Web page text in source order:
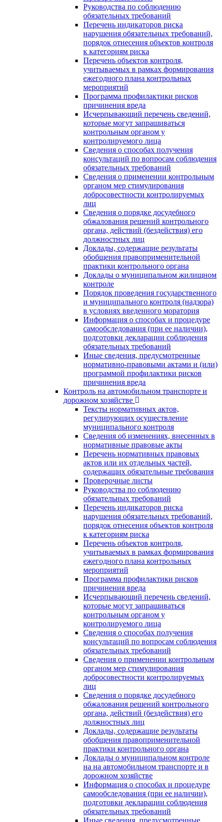
Руководства по соблюдению
обязательных требований
Перечень индикаторов риска
нарушения обязательных требований,
порядок отнесения объектов контроля
к категориям риска
Перечень объектов контроля,
учитываемых в рамках формирования
ежегодного плана контрольных
мероприятий
Программа профилактики рисков
причинения вреда
Исчерпывающий перечень сведений,
которые могут запрашиваться
контрольным органом у
контролируемого лица
Сведения о способах получения
консультаций по вопросам соблюдения
обязательных требований
Сведения о применении контрольным
органом мер стимулирования
добросовестности контролируемых
лиц
Сведения о порядке досудебного
обжалования решений контрольного
органа, действий (бездействия) его
должностных лиц
Доклады, содержащие результаты
обобщения правоприменительной
практики контрольного органа
Доклады о муниципальном жилищном
контроле
Порядок проведения государственного
и муниципального контроля (надзора)
в условиях введенного моратория
Информация о способах и процедуре
самообследования (при ее наличии),
подготовки декларации соблюдения
обязательных требований
Иные сведения, предусмотренные
нормативно-правовыми актами и (или)
программой профилактики рисков
причинения вреда
Контроль на автомобильном транспорте и
дорожном хозяйстве
Тексты нормативных актов,
регулирующих осуществление
муниципального контроля
Сведения об изменениях, внесенных в
нормативные правовые акты
Перечень нормативных правовых
актов или их отдельных частей,
содержащих обязательные требования
Проверочные листы
Руководства по соблюдению
обязательных требований
Перечень индикаторов риска
нарушения обязательных требований,
порядок отнесения объектов контроля
к категориям риска
Перечень объектов контроля,
учитываемых в рамках формирования
ежегодного плана контрольных
мероприятий
Программа профилактики рисков
причинения вреда
Исчерпывающий перечень сведений,
которые могут запрашиваться
контрольным органом у
контролируемого лица
Сведения о способах получения
консультаций по вопросам соблюдения
обязательных требований
Сведения о применении контрольным
органом мер стимулирования
добросовестности контролируемых
лиц
Сведения о порядке досудебного
обжалования решений контрольного
органа, действий (бездействия) его
должностных лиц
Доклады, содержащие результаты
обобщения правоприменительной
практики контрольного органа
Доклады о муниципальном контроле
на на автомобильном транспорте и в
дорожном хозяйстве
Информация о способах и процедуре
самообследования (при ее наличии),
подготовки декларации соблюдения
обязательных требований
Иные сведения, предусмотренные